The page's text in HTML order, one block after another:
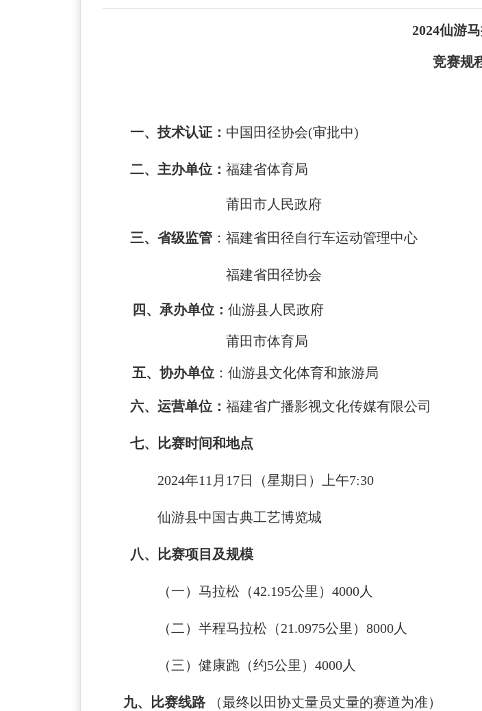
2024仙游
竞赛规
一、技术认证： 中国田径协会(审批中)
二、 主办单位：福建省体育局
莆田市人民政府
三、省级监管 ：福建省田径自行车运动管理中心
福建省田径协会
四、 承办单位： 仙游县人民政府
莆田市体育局
五、协办单位 ： 仙游县文化体育和旅游局
六、运营单位：福建省广播影视文化传媒有限公司
七、比赛时间和地点
2024年11 月 17日（星期日）上午7:30
仙游县中国古典工艺博览城
八、比赛项目 及规模
（一）马拉松（42.195公里） 4000人
（二）半程马拉松（21.0975公里） 8000人
（三） 健康跑 （约5公里） 4000人
九、比赛线路 （最终以田协丈量员丈量的赛道为准）